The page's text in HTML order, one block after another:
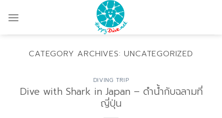
CATEGORY ARCHIVES:UNCATEGORIZED
DIVING TRIP
Dive with Shark in Japan – ดำน้ำกับฉลามที่
ญี่ปุ่น